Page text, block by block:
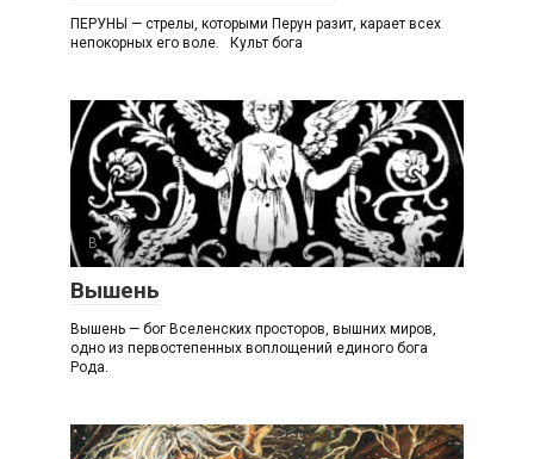
ПЕРУНЫ — стрелы, которыми Перун разит, карает всех
непокорных его воле. Культ бога
В
Вышень
Вышень — бог Вселенских просторов, вышних миров,
одно из первостепенных воплощений единого бога
Рода.